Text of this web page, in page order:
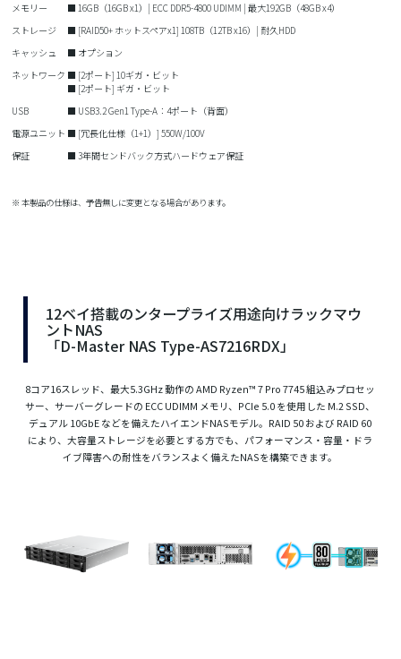
メモリー
■ 16GB（16GB x1）| ECC DDR5-4800 UDIMM | 最大192GB（48GB x4）
ストレージ
■ [RAID50+ ホットスペアx1] 108TB（12TB x16）| 耐久HDD
キャッシュ
■ オプション
ネットワーク ■ [2ポート] 10ギガ・ビット
■ [2ポート] ギガ・ビット
USB
■ USB3.2 Gen1 Type-A：4ポート（背面）
電源ユニット ■ [冗長化仕様（1+1）] 550W/100V
保証
■ 3年間センドバック方式ハードウェア保証
※ 本製品の仕様は、予告無しに変更となる場合があります。
12ベイ搭載のンタープライズ用途向けラックマウ
ントNAS
「D-Master NAS Type-AS7216RDX」
8コア16スレッド、最大5.3GHz 動作の AMD Ryzen™ 7 Pro 7745 組込みプロセッ
サー、サーバーグレードの ECC UDIMM メモリ、PCIe 5.0 を使用した M.2 SSD、
デュアル 10GbE などを備えたハイエンドNASモデル。RAID 50 および RAID 60
により、大容量ストレージを必要とする方でも、パフォーマンス・容量・ドラ
イブ障害への耐性をバランスよく備えたNASを構築できます。